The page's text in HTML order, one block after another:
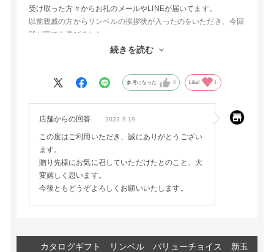
受け取った方々からお礼のメールやLINEが届いてます。
以前親戚の方からリンベルの挨拶状が入ったのをいただき、今回
我が家でも選びました。
品数が多く選ぶのも楽しみです。
続きを読む
参考になった 0 Like! 1
店舗からの回答 2023.9.19
この度はご利用いただき、誠にありがとうござい
ます。
贈り先様にお気に召していただけたとのこと、大
変嬉しく思います。
今後ともどうぞよろしくお願いいたします。
カタログギフト リンベル バリューチョイス 新玉